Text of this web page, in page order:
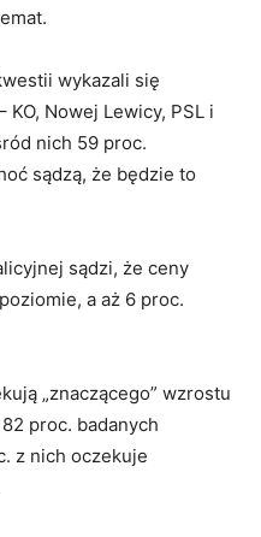
wykazali się
Nowej Lewicy, PSL i
nich 59 proc.
sądzą, że będzie to
sądzi, że ceny
a aż 6 proc.
„znaczącego” wzrostu
proc. badanych
z nich oczekuje